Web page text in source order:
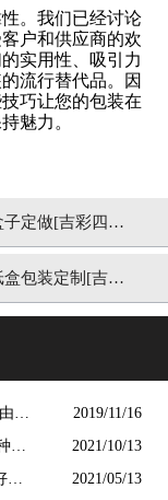
。我们已经讨论
户和供应商的欢
实用性、吸引力
流行替代品。因
巧让您的包装在
魅力。
客
2019/11/16
包
2021/10/13
2021/05/13